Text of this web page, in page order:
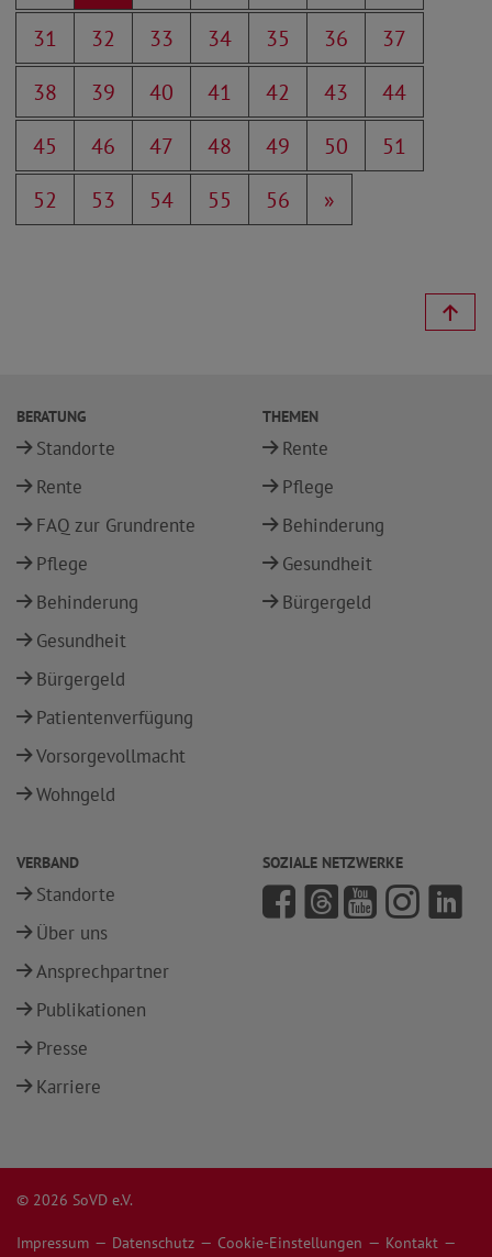
31
32 33 34 35 36
37
38
39 40 41 42 43
44
45
46 47 48 49 50
51
52
53 54 55 56 »
BERATUNG
Standorte
Rente
FAQ zur Grundrente
Pflege
Behinderung
Gesundheit
Bürgergeld
Patientenverfügung
Vorsorgevollmacht
Wohngeld
THEMEN
Rente
Pflege
Behinderung
Gesundheit
Bürgergeld
VERBAND
Standorte
Über uns
Ansprechpartner
Publikationen
Presse
Karriere
SOZIALE NETZWERKE
© 2026 SoVD e.V.
Impressum Datenschutz Cookie-Einstellungen
Kontakt